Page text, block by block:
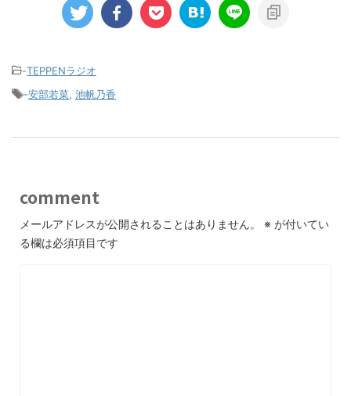
-TEPPENラジオ
-安部若菜 池帆乃香
comment
メールアドレスが公開されることはありません。 ※ が付いてい
る欄は必須項目です